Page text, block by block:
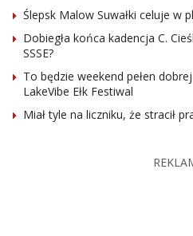
Ślepsk Malow Suwałki celuje w
Dobiegła końca kadencja C.
SSSE?
To będzie weekend pełen
LakeVibe Ełk Festiwal
Miał tyle na liczniku, że stracił